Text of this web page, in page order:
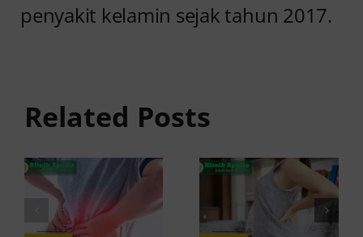
penyakit kelamin sejak tahun 2017.
Related Posts
Penyebab
Sering
Kambuh
dan Cara
Atasinya
Anyang
Penyebab
dan
Solusinya